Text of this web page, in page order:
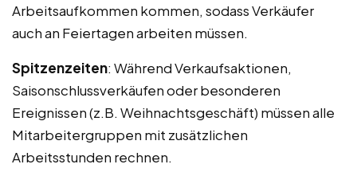
Arbeitsaufkommen kommen, sodass Verkäufer
auch an Feiertagen arbeiten müssen.
Spitzenzeiten: Während Verkaufsaktionen,
Saisonschlussverkäufen oder besonderen
Ereignissen (z.B. Weihnachtsgeschäft) müssen alle
Mitarbeitergruppen mit zusätzlichen
Arbeitsstunden rechnen.